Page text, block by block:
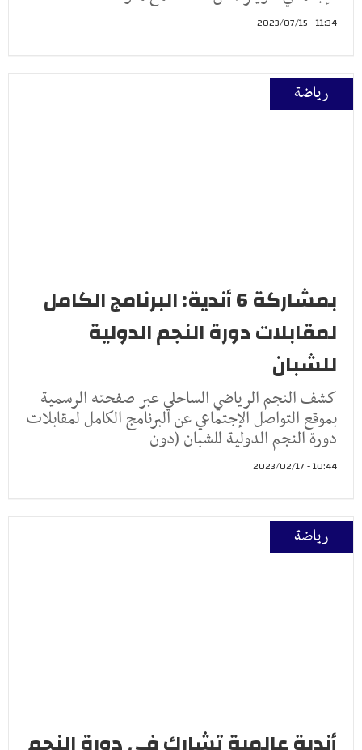
11:34 - 2023/07/15
رياضة
بمشاركة 6 أندية: البرنامج الكامل
لمقابلات دورة النجم الدولية
للشبان
كشف النجم الرياضي الساحلي عبر صفحته الرسمية
بموقع التواصل الإجتماعي عن البرنامج الكامل لمقابلات
دورة النجم الدولية للشبان (دون
10:44 - 2023/02/17
رياضة